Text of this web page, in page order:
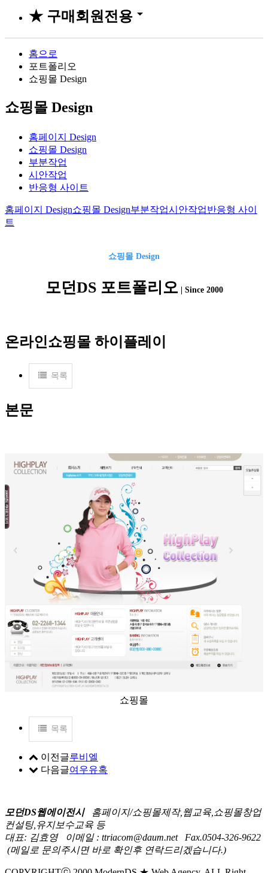
★ 구매회원전용 arrow_drop_down
홈으로
포트폴리오
쇼핑몰 Design
쇼핑몰 Design
홈페이지 Design
쇼핑몰 Design
부분작업
시안작업
반응형 사이트
홈페이지 Design쇼핑몰 Design부분작업시안작업반응형 사이
트
쇼핑몰 Design
모던DS 포트폴리오 | Since 2000
온라인쇼핑몰 하이플레이
목록
본문
쇼핑몰
목록
이전글루비엘
다음글여우유혹
모던DS웹에이전시홈페이지/쇼핑몰제작,웹교육,쇼핑몰창업
컨설팅,유지보수교육 등
대표: 김효영
이메일 : ttriacom@daum.net
Fax.0504-326-9622
(메일로 문의주시면 바로 확인후 연락드리겠습니다.)